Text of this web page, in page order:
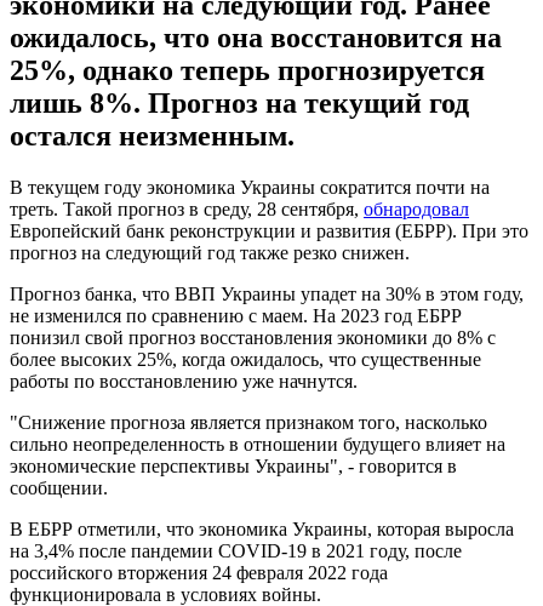
ожидалось, что она восстановится на
25%, однако теперь прогнозируется
лишь 8%. Прогноз на текущий год
остался неизменным.
В текущем году экономика Украины сократится почти на
треть. Такой прогноз в среду, 28 сентября, обнародовал
Европейский банк реконструкции и развития (ЕБРР). При это
прогноз на следующий год также резко снижен.
Прогноз банка, что ВВП Украины упадет на 30% в этом году,
не изменился по сравнению с маем. На 2023 год ЕБРР
понизил свой прогноз восстановления экономики до 8% с
более высоких 25%, когда ожидалось, что существенные
работы по восстановлению уже начнутся.
"Снижение прогноза является признаком того, насколько
сильно неопределенность в отношении будущего влияет на
экономические перспективы Украины", - говорится в
сообщении.
В ЕБРР отметили, что экономика Украины, которая выросла
на 3,4% после пандемии COVID-19 в 2021 году, после
российского вторжения 24 февраля 2022 года
функционировала в условиях войны.